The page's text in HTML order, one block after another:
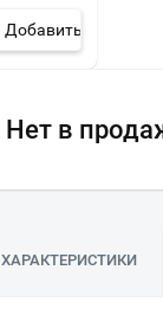
Добавить
Нет в
ХАРАКТЕРИСТИКИ